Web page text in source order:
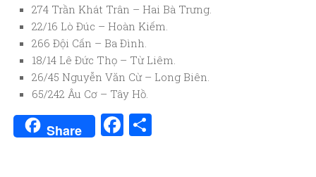
274 Trần Khát Trân – Hai Bà Trưng.
22/16 Lò Đúc – Hoàn Kiếm.
266 Đội Cấn – Ba Đình.
18/14 Lê Đức Thọ – Từ Liêm.
26/45 Nguyễn Văn Cừ – Long Biên.
65/242 Âu Cơ – Tây Hồ.
Share Facebook